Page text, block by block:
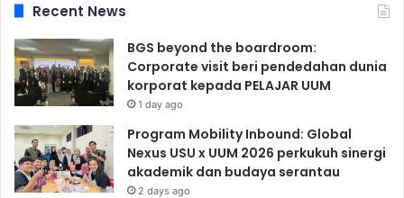
Recent News
BGS beyond the boardroom:
Corporate visit beri pendedahan dunia
korporat kepada PELAJAR UUM
1 day ago
Program Mobility Inbound: Global
Nexus USU x UUM 2026 perkukuh sinergi
akademik dan budaya serantau
2 days ago